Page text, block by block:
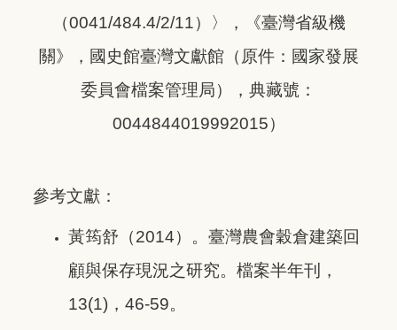
（0041/484.4/2/11）〉，《臺灣省級機
關》，國史館臺灣文獻館（原件：國家發展
委員會檔案管理局），典藏號：
0044844019992015）
參考文獻：
黃筠舒（2014）。臺灣農會穀倉建築回
顧與保存現況之研究。檔案半年刊，
13(1)，46-59。